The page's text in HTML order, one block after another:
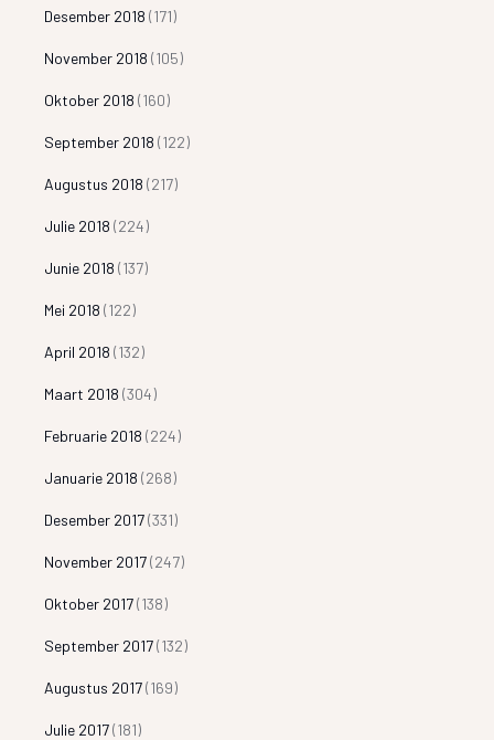
Desember 2018 (171)
November 2018 (105)
Oktober 2018 (160)
September 2018 (122)
Augustus 2018 (217)
Julie 2018 (224)
Junie 2018 (137)
Mei 2018 (122)
April 2018 (132)
Maart 2018 (304)
Februarie 2018 (224)
Januarie 2018 (268)
Desember 2017(331)
November 2017(247)
Oktober 2017(138)
September 2017(132)
Augustus 2017(169)
Julie 2017(181)